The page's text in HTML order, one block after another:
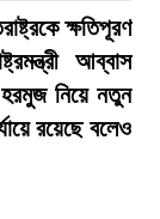
ক্ষতিপূরণ
আব্বাস
নিয়ে নতুন
রয়েছে বলেও